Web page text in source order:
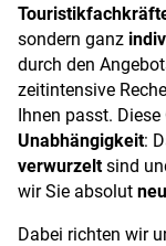
sondern ganz
durch den
zeitintensive
Ihnen passt.
Unabhängigkeit:
verwurzeltsind
wir Sie absolut
Dabei richten wir